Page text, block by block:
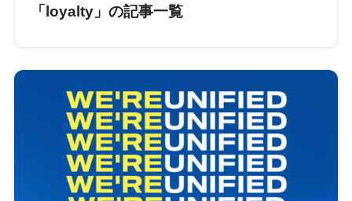
「loyalty」の記事一覧